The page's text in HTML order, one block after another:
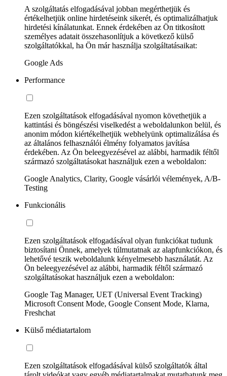
A szolgáltatás elfogadásával jobban megérthetjük és
értékelhetjük online hirdetéseink sikerét, és optimalizálhatjuk
hirdetési kínálatunkat. Ennek érdekében az Ön titkosított
személyes adatait összehasonlítjuk a következő külső
szolgáltatókkal, ha Ön már használja szolgáltatásaikat:
Google Ads
Performance
Ezen szolgáltatások elfogadásával nyomon követhetjük a
kattintási és böngészési viselkedést a weboldalunkon belül, és
anonim módon kiértékelhetjük webhelyünk optimalizálása és
az általános felhasználói élmény folyamatos javítása
érdekében. Az Ön beleegyezésével az alábbi, harmadik féltől
származó szolgáltatásokat használjuk ezen a weboldalon:
Google Analytics, Clarity, Google vásárlói vélemények, A/B-
Testing
Funkcionális
Ezen szolgáltatások elfogadásával olyan funkciókat tudunk
biztosítani Önnek, amelyek túlmutatnak az alapfunkciókon, és
lehetővé teszik weboldalunk kényelmesebb használatát. Az
Ön beleegyezésével az alábbi, harmadik féltől származó
szolgáltatásokat használjuk ezen a weboldalon:
Google Tag Manager, UET (Universal Event Tracking)
Microsoft Consent Mode, Google Consent Mode, Klarna,
Freshchat
Külső médiatartalom
Ezen szolgáltatások elfogadásával külső szolgáltatók által